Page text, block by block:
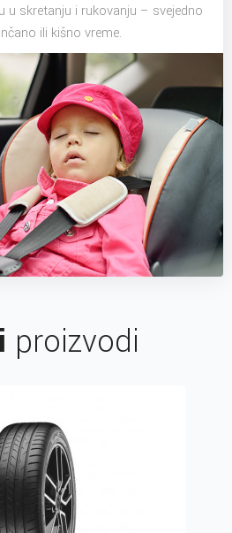
u skretanju i rukovanju – svejedno
ili kišno vreme.
proizvodi